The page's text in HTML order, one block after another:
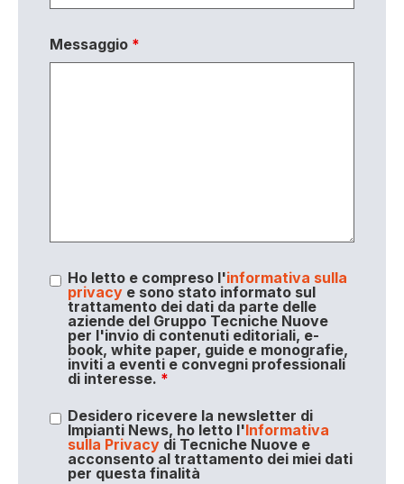
Messaggio *
Ho letto e compreso l'informativa sulla
privacye sono stato informato sul
trattamento dei dati da parte delle
aziende del Gruppo Tecniche Nuove
per l'invio di contenuti editoriali, e-
book, white paper, guide e monografie,
inviti a eventi e convegni professionali
di interesse. *
Desidero ricevere la newsletter di
Impianti News, ho letto l'Informativa
sulla Privacydi Tecniche Nuove e
acconsento al trattamento dei miei dati
per questa finalità